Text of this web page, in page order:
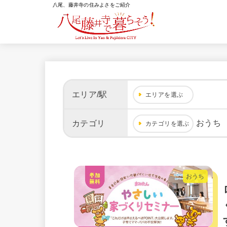
八尾、藤井寺の住みよさをご紹介
エリア/駅 エリアを選ぶ
カテゴリ カテゴリを選ぶ おうち
おうち